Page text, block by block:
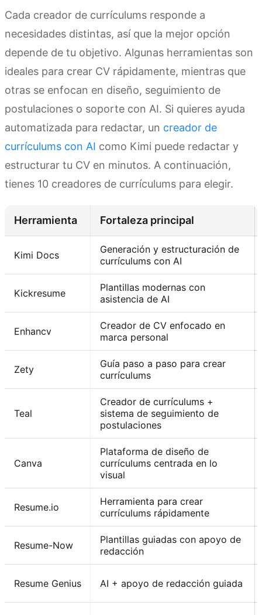
Cada creador de currículums responde a
necesidades distintas, así que la mejor opción
depende de tu objetivo. Algunas herramientas son
ideales para crear CV rápidamente, mientras que
otras se enfocan en diseño, seguimiento de
postulaciones o soporte con AI. Si quieres ayuda
automatizada para redactar, un creador de
currículums con AI como Kimi puede redactar y
estructurar tu CV en minutos. A continuación,
tienes 10 creadores de currículums para elegir.
Herramienta Fortaleza principal
Kimi Docs
Generación y estructuración de
currículums con AI
Kickresume
Plantillas modernas con
asistencia de AI
Enhancv
Creador de CV enfocado en
marca personal
Zety
Guía paso a paso para crear
currículums
Teal
Creador de currículums +
sistema de seguimiento de
postulaciones
Canva
Plataforma de diseño de
currículums centrada en lo
visual
Resume.io
Herramienta para crear
currículums rápidamente
Resume-Now
Plantillas guiadas con apoyo de
redacción
Resume Genius AI + apoyo de redacción guiada